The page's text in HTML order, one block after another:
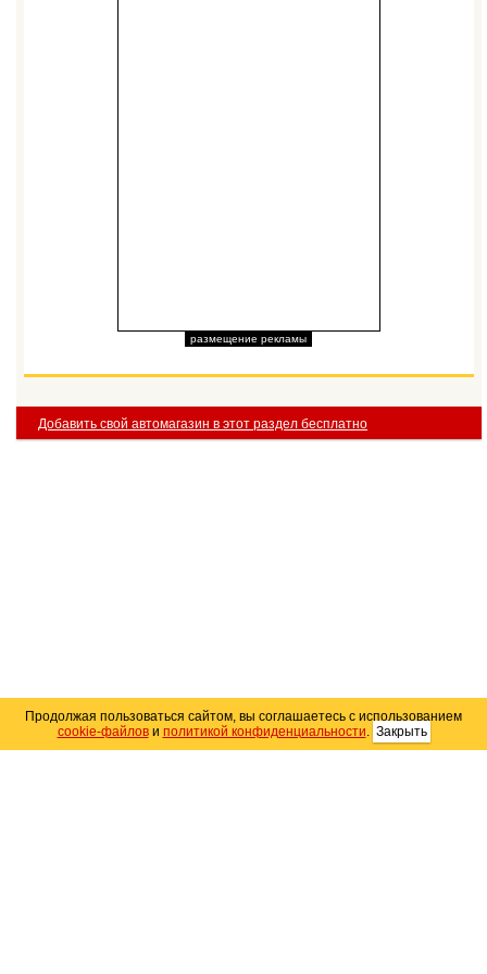
размещение рекламы
Добавить свой автомагазин в этот раздел бесплатно
Продолжая пользоваться сайтом, вы соглашаетесь с использованием
cookie-файлови политикой конфиденциальности. Закрыть